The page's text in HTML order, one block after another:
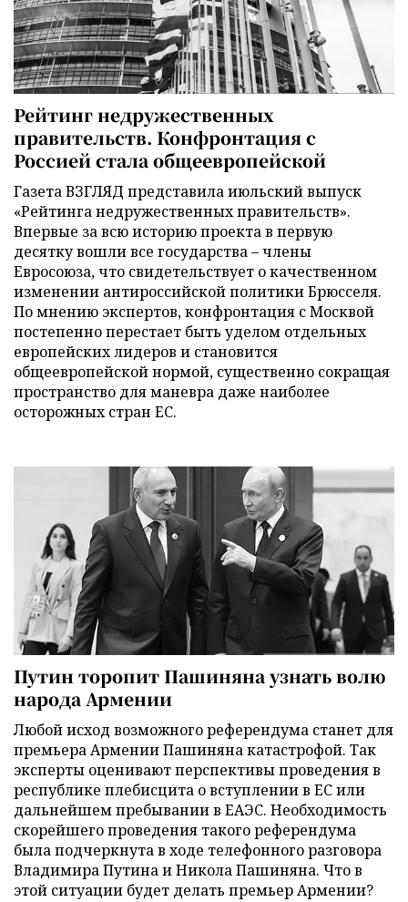
Рейтинг недружественных
правительств. Конфронтация с
Россией стала общеевропейской
Газета ВЗГЛЯД представила июльский выпуск
«Рейтинга недружественных правительств».
Впервые за всю историю проекта в первую
десятку вошли все государства – члены
Евросоюза, что свидетельствует о качественном
изменении антироссийской политики Брюсселя.
По мнению экспертов, конфронтация с Москвой
постепенно перестает быть уделом отдельных
европейских лидеров и становится
общеевропейской нормой, существенно сокращая
пространство для маневра даже наиболее
осторожных стран ЕС.
Путин торопит Пашиняна узнать волю
народа Армении
Любой исход возможного референдума станет для
премьера Армении Пашиняна катастрофой. Так
эксперты оценивают перспективы проведения в
республике плебисцита о вступлении в ЕС или
дальнейшем пребывании в ЕАЭС. Необходимость
скорейшего проведения такого референдума
была подчеркнута в ходе телефонного разговора
Владимира Путина и Никола Пашиняна. Что в
этой ситуации будет делать премьер Армении?